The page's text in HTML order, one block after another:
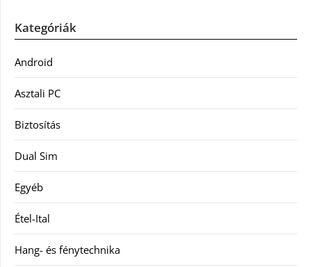
Kategóriák
Android
Asztali PC
Biztosítás
Dual Sim
Egyéb
Étel-Ital
Hang- és fénytechnika